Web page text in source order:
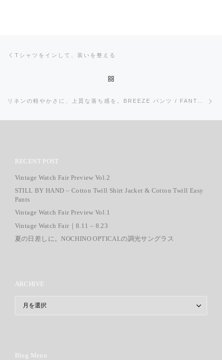
Tシャツをインして、装いを整える
RECENT POST
Vintage Watch Fair Preview Vol.2
STILL BY HAND – Cotton Twill Shirt Jacket & Cotton Twill Easy
Pants
Vintage Watch Fair Preview Vol.1
Vintage Watch Fair｜8.11 – 8.23
夏の日差しに。NOCHINO OPTICALの調光サングラス
ARCHIVE
Blog Menu